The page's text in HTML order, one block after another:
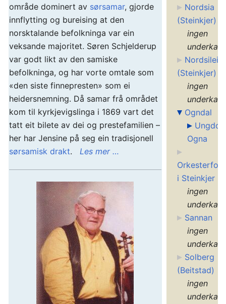
område dominert av sørsamar, gjorde
innflytting og bureising at den
norsktalande befolkninga var ein
veksande majoritet. Søren Schjelderup
var godt likt av den samiske
befolkninga, og har vorte omtale som
«den siste finnepresten» som ei
heidersnemning. Då samar frå området
kom til kyrkjevigslinga i 1869 vart det
tatt eit bilete av dei og prestefamilien –
her har Jensine på seg ein tradisjonell
sørsamisk drakt. Les mer …
Nordsia
(Steinkjer)
ingen
Nordsileira
(Steinkjer)
ingen
Ogndal
Ogna
i Steinkjer
ingen
Sannan
ingen
Solberg
(Beitstad)
ingen